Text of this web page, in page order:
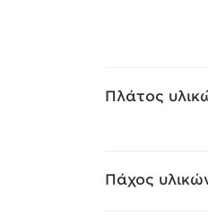
Πλάτος
Πάχος